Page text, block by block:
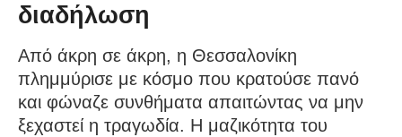
διαδήλωση
Από άκρη σε άκρη, η Θεσσαλονίκη
πλημμύρισε με κόσμο που κρατούσε πανό
και φώναζε συνθήματα απαιτώντας να μην
ξεχαστεί η τραγωδία. Η μαζικότητα του